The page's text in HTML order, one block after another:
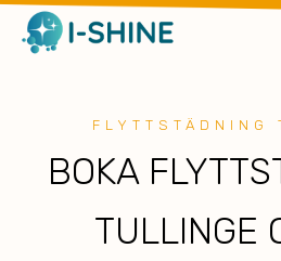
FLYTTSTÄDNING
BOKA
TULLINGE